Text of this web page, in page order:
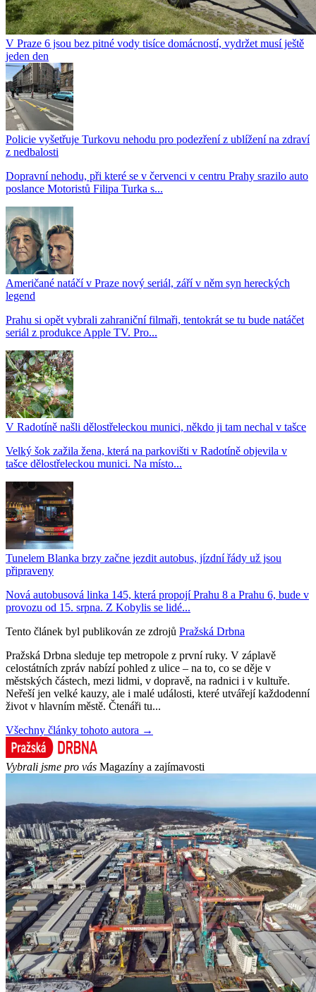
V Praze 6 jsou bez pitné vody tisíce domácností, vydržet musí ještě
jeden den
Policie vyšetřuje Turkovu nehodu pro podezření z ublížení na zdraví
z nedbalosti
Dopravní nehodu, při které se v červenci v centru Prahy srazilo auto
poslance Motoristů Filipa Turka s...
Američané natáčí v Praze nový seriál, září v něm syn hereckých
legend
Prahu si opět vybrali zahraniční filmaři, tentokrát se tu bude natáčet
seriál z produkce Apple TV. Pro...
V Radotíně našli dělostřeleckou munici, někdo ji tam nechal v tašce
Velký šok zažila žena, která na parkovišti v Radotíně objevila v
tašce dělostřeleckou munici. Na místo...
Tunelem Blanka brzy začne jezdit autobus, jízdní řády už jsou
připraveny
Nová autobusová linka 145, která propojí Prahu 8 a Prahu 6, bude v
provozu od 15. srpna. Z Kobylis se lidé...
Tento článek byl publikován ze zdrojů Pražská Drbna
Pražská Drbna sleduje tep metropole z první ruky. V záplavě
celostátních zpráv nabízí pohled z ulice – na to, co se děje v
městských částech, mezi lidmi, v dopravě, na radnici i v kultuře.
Neřeší jen velké kauzy, ale i malé události, které utvářejí každodenní
život v hlavním městě. Čtenáři tu...
Všechny články tohoto autora →
Vybrali jsme pro vás Magazíny a zajímavosti